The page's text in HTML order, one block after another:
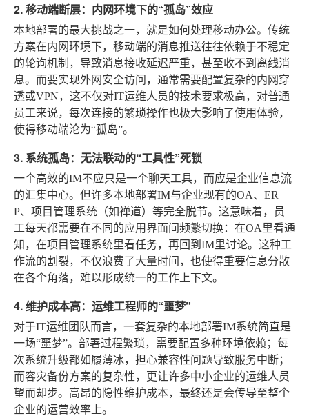
2. 移动端断层：内网环境下的“孤岛”效应
本地部署的最大挑战之一，就是如何处理移动办公。传统
方案在内网环境下，移动端的消息推送往往依赖于不稳定
的轮询机制，导致消息接收延迟严重，甚至收不到离线消
息。而要实现外网安全访问，通常需要配置复杂的内网穿
透或VPN，这不仅对IT运维人员的技术要求极高，对普通
员工来说，每次连接的繁琐操作也极大影响了使用体验，
使得移动端沦为“孤岛”。
3. 系统孤岛：无法联动的“工具性”死锁
一个高效的IM不应只是一个聊天工具，而应是企业信息流
的汇集中心。但许多本地部署IM与企业现有的OA、ER
P、项目管理系统（如禅道）等完全脱节。这意味着，员
工每天都需要在不同的应用界面间频繁切换：在OA里看通
知，在项目管理系统里看任务，再回到IM里讨论。这种工
作流的割裂，不仅浪费了大量时间，也使得重要信息分散
在各个角落，难以形成统一的工作上下文。
4. 维护成本高：运维工程师的“噩梦”
对于IT运维团队而言，一套复杂的本地部署IM系统简直是
一场“噩梦”。部署过程繁琐，需要配置多种环境依赖；每
次系统升级都如履薄冰，担心兼容性问题导致服务中断；
而容灾备份方案的复杂性，更让许多中小企业的运维人员
望而却步。高昂的隐性维护成本，最终还是会传导至整个
企业的运营效率上。